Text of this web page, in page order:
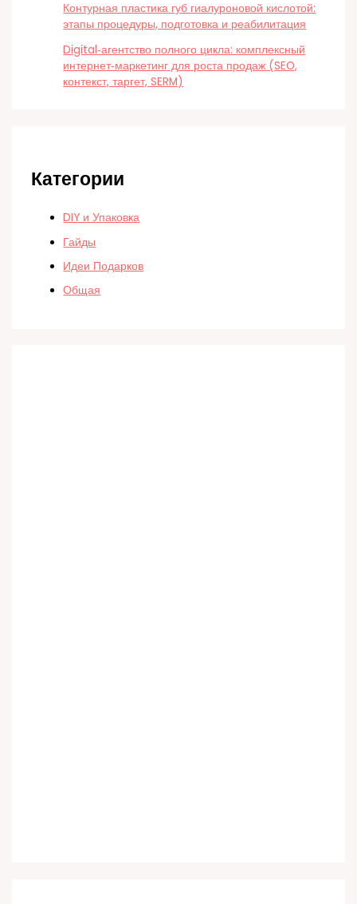
Контурная пластика губ гиалуроновой кислотой:
этапы процедуры, подготовка и реабилитация
Digital‑агентство полного цикла: комплексный
интернет‑маркетинг для роста продаж (SEO,
контекст, таргет, SERM)
Категории
DIY и Упаковка
Гайды
Идеи Подарков
Общая